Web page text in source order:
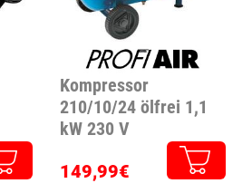
Kompressor
210/10/24 ölfrei 1,1
kW 230 V
149,99€